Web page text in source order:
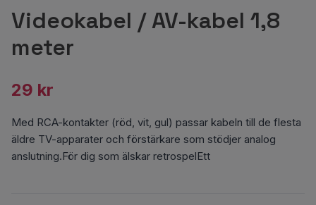
Videokabel / AV-kabel 1,8
meter
29 kr
Med RCA-kontakter (röd, vit, gul) passar kabeln till de flesta
äldre TV-apparater och förstärkare som stödjer analog
anslutning.För dig som älskar retrospelEtt